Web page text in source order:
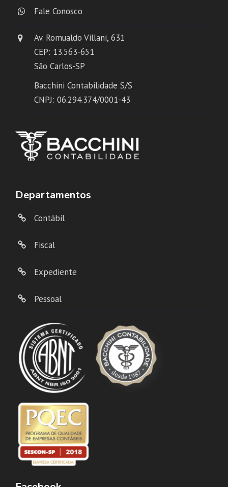
Fale Conosco
Av. Romualdo Villani, 631
CEP: 13.563-651
São Carlos-SP
Bacchini Contabilidade S/S
CNPJ: 06.294.374/0001-43
Departamentos
Contábil
Fiscal
Expediente
Pessoal